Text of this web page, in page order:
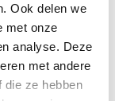
Ook delen we
met onze
analyse. Deze
met andere
die ze hebben